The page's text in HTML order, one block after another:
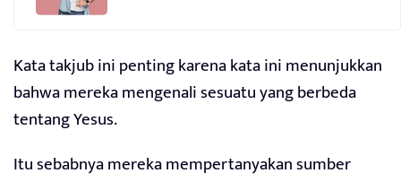
Kata takjub ini penting karena kata ini menunjukkan
bahwa mereka mengenali sesuatu yang berbeda
tentang Yesus.
Itu sebabnya mereka mempertanyakan sumber